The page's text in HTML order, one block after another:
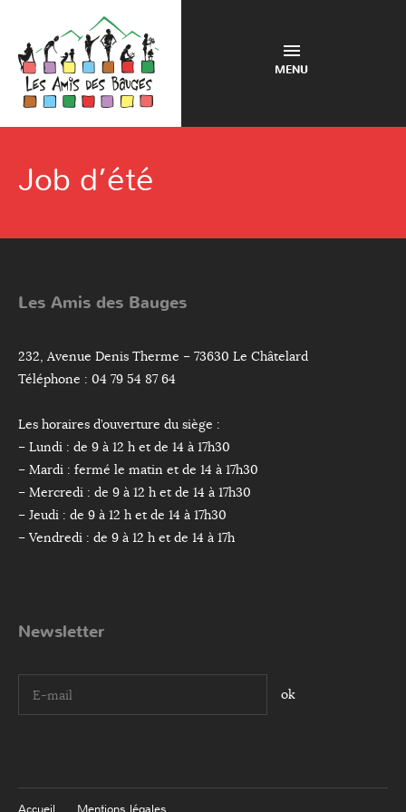
MENU
Job d’été
Les Amis des Bauges
232, Avenue Denis Therme – 73630 Le Châtelard
Téléphone : 04 79 54 87 64
Les horaires d’ouverture du siège :
– Lundi : de 9 à 12 h et de 14 à 17h30
– Mardi : fermé le matin et de 14 à 17h30
– Mercredi : de 9 à 12 h et de 14 à 17h30
– Jeudi : de 9 à 12 h et de 14 à 17h30
– Vendredi : de 9 à 12 h et de 14 à 17h
Newsletter
I agree terms and conditions.*
Accueil Mentions légales